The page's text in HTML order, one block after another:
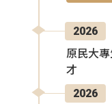
2026
原民大
才
2026